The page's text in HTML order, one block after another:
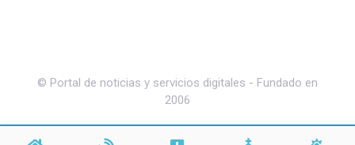
© Portal de noticias y servicios digitales - Fundado en
2006